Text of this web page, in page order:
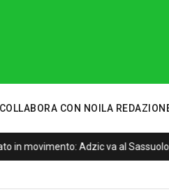
COLLABORA CON NOI LA
in movimento: Adzic va al